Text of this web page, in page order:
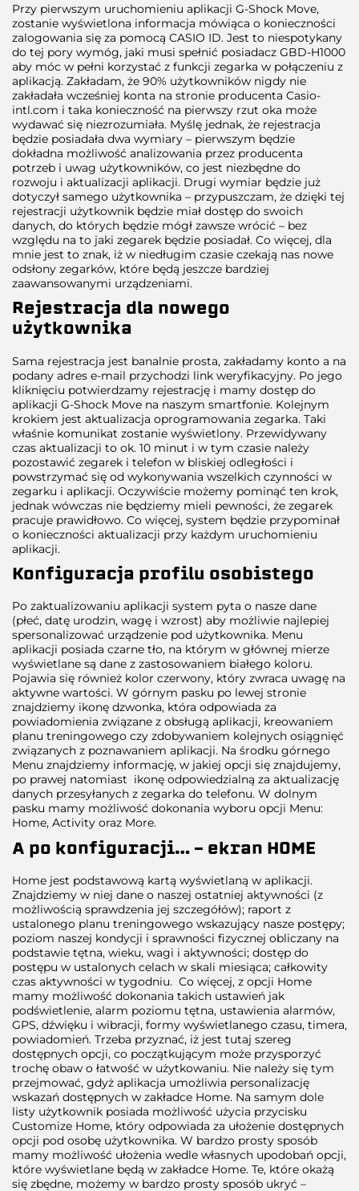
Przy pierwszym uruchomieniu aplikacji G-Shock Move,
zostanie wyświetlona informacja mówiąca o konieczności
zalogowania się za pomocą CASIO ID. Jest to niespotykany
do tej pory wymóg, jaki musi spełnić posiadacz GBD-H1000
aby móc w pełni korzystać z funkcji zegarka w połączeniu z
aplikacją. Zakładam, że 90% użytkowników nigdy nie
zakładała wcześniej konta na stronie producenta Casio-
intl.com i taka konieczność na pierwszy rzut oka może
wydawać się niezrozumiała. Myślę jednak, że rejestracja
będzie posiadała dwa wymiary – pierwszym będzie
dokładna możliwość analizowania przez producenta
potrzeb i uwag użytkowników, co jest niezbędne do
rozwoju i aktualizacji aplikacji. Drugi wymiar będzie już
dotyczył samego użytkownika – przypuszczam, że dzięki tej
rejestracji użytkownik będzie miał dostęp do swoich
danych, do których będzie mógł zawsze wrócić – bez
względu na to jaki zegarek będzie posiadał. Co więcej, dla
mnie jest to znak, iż w niedługim czasie czekają nas nowe
odsłony zegarków, które będą jeszcze bardziej
zaawansowanymi urządzeniami.
Rejestracja dla nowego
użytkownika
Sama rejestracja jest banalnie prosta, zakładamy konto a na
podany adres e-mail przychodzi link weryfikacyjny. Po jego
kliknięciu potwierdzamy rejestrację i mamy dostęp do
aplikacji G-Shock Move na naszym smartfonie. Kolejnym
krokiem jest aktualizacja oprogramowania zegarka. Taki
właśnie komunikat zostanie wyświetlony. Przewidywany
czas aktualizacji to ok. 10 minut i w tym czasie należy
pozostawić zegarek i telefon w bliskiej odległości i
powstrzymać się od wykonywania wszelkich czynności w
zegarku i aplikacji. Oczywiście możemy pominąć ten krok,
jednak wówczas nie będziemy mieli pewności, że zegarek
pracuje prawidłowo. Co więcej, system będzie przypominał
o konieczności aktualizacji przy każdym uruchomieniu
aplikacji.
Konfiguracja profilu osobistego
Po zaktualizowaniu aplikacji system pyta o nasze dane
(płeć, datę urodzin, wagę i wzrost) aby możliwie najlepiej
spersonalizować urządzenie pod użytkownika. Menu
aplikacji posiada czarne tło, na którym w głównej mierze
wyświetlane są dane z zastosowaniem białego koloru.
Pojawia się również kolor czerwony, który zwraca uwagę na
aktywne wartości. W górnym pasku po lewej stronie
znajdziemy ikonę dzwonka, która odpowiada za
powiadomienia związane z obsługą aplikacji, kreowaniem
planu treningowego czy zdobywaniem kolejnych osiągnięć
związanych z poznawaniem aplikacji. Na środku górnego
Menu znajdziemy informację, w jakiej opcji się znajdujemy,
po prawej natomiast ikonę odpowiedzialną za aktualizację
danych przesyłanych z zegarka do telefonu. W dolnym
pasku mamy możliwość dokonania wyboru opcji Menu:
Home, Activity oraz More.
A po konfiguracji… – ekran HOME
Home jest podstawową kartą wyświetlaną w aplikacji.
Znajdziemy w niej dane o naszej ostatniej aktywności (z
możliwością sprawdzenia jej szczegółów); raport z
ustalonego planu treningowego wskazujący nasze postępy;
poziom naszej kondycji i sprawności fizycznej obliczany na
podstawie tętna, wieku, wagi i aktywności; dostęp do
postępu w ustalonych celach w skali miesiąca; całkowity
czas aktywności w tygodniu. Co więcej, z opcji Home
mamy możliwość dokonania takich ustawień jak
podświetlenie, alarm poziomu tętna, ustawienia alarmów,
GPS, dźwięku i wibracji, formy wyświetlanego czasu, timera,
powiadomień. Trzeba przyznać, iż jest tutaj szereg
dostępnych opcji, co początkującym może przysporzyć
trochę obaw o łatwość w użytkowaniu. Nie należy się tym
przejmować, gdyż aplikacja umożliwia personalizację
wskazań dostępnych w zakładce Home. Na samym dole
listy użytkownik posiada możliwość użycia przycisku
Customize Home, który odpowiada za ułożenie dostępnych
opcji pod osobę użytkownika. W bardzo prosty sposób
mamy możliwość ułożenia wedle własnych upodobań opcji,
które wyświetlane będą w zakładce Home. Te, które okażą
się zbędne, możemy w bardzo prosty sposób ukryć –